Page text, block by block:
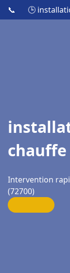
📞 🕒
Intervention
(72700)